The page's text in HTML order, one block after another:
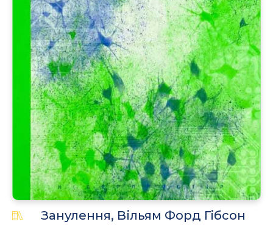
Занулення, Вільям Форд Гібсон